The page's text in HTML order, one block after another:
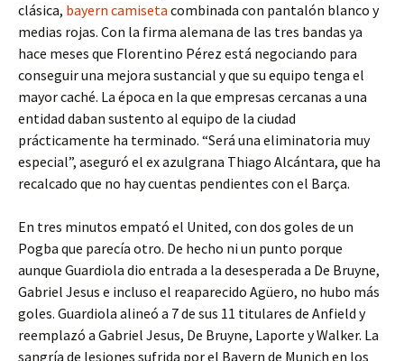
clásica, bayern camiseta combinada con pantalón blanco y
medias rojas. Con la firma alemana de las tres bandas ya
hace meses que Florentino Pérez está negociando para
conseguir una mejora sustancial y que su equipo tenga el
mayor caché. La época en la que empresas cercanas a una
entidad daban sustento al equipo de la ciudad
prácticamente ha terminado. “Será una eliminatoria muy
especial”, aseguró el ex azulgrana Thiago Alcántara, que ha
recalcado que no hay cuentas pendientes con el Barça.
En tres minutos empató el United, con dos goles de un
Pogba que parecía otro. De hecho ni un punto porque
aunque Guardiola dio entrada a la desesperada a De Bruyne,
Gabriel Jesus e incluso el reaparecido Agüero, no hubo más
goles. Guardiola alineó a 7 de sus 11 titulares de Anfield y
reemplazó a Gabriel Jesus, De Bruyne, Laporte y Walker. La
sangría de lesiones sufrida por el Bayern de Munich en los